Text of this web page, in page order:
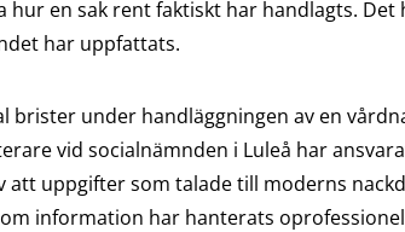
hur en sak rent faktiskt har handlagts. Det
har uppfattats.
brister under handläggningen av en
vid socialnämnden i Luleå har
att uppgifter som talade till moderns
information har hanterats